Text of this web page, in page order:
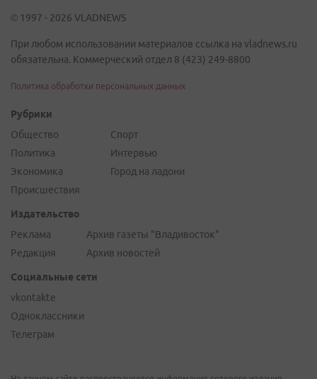
© 1997 - 2026 VLADNEWS
При любом использовании материалов ссылка на vladnews.ru
обязательна. Коммерческий отдел 8 (423) 249-8800
Политика обработки персональных данных
Рубрики
Общество
Политика
Экономика
Происшествия
Спорт
Интервью
Город на ладони
Издательство
Реклама
Редакция
Архив газеты "Владивосток"
Архив новостей
Социальные сети
vkontakte
Одноклассники
Телеграм